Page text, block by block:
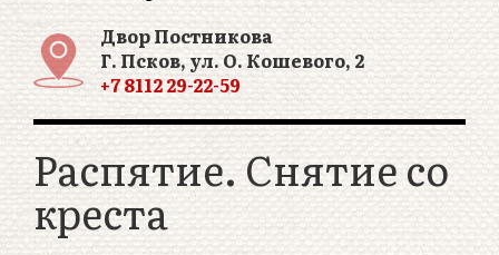
Двор Постникова
Г. Псков, ул. О. Кошевого, 2
+7 8112 29-22-59
Распятие. Снятие со
креста